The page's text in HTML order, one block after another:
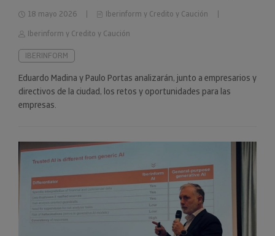
18 mayo 2026
Iberinform y Credito y Caución
Iberinform y Credito y Caución
IBERINFORM
Eduardo Madina y Paulo Portas analizarán, junto a empresarios y
directivos de la ciudad, los retos y oportunidades para las
empresas.